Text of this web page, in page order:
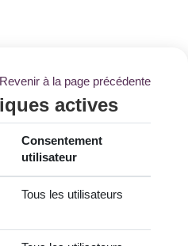
Revenir à la page précédente
actives
Consentement
utilisateur
Tous les utilisateurs